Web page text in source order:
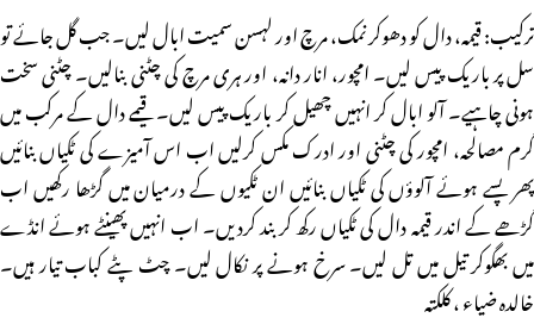
ترکیب: قیمہ، دال کو دھوکر نمک، مرچ اور لہسن سمیت ابال لیں۔ جب گل جائے تو
سل پر باریک پیس لیں۔ امچور، انار دانہ، اور ہری مرچ کی چٹنی بنالیں۔ چٹنی سخت
ہونی چاہیے۔ آلو ابال کر انہیں چھیل کر باریک پیس لیں۔ قیمے دال کے مرکب میں
گرم مصالحہ، امچور کی چٹنی اور ادرک مکس کرلیں اب اس آمیزے کی ٹکیاں بنائیں
پھر پسے ہوئے آلوؤں کی ٹکیاں بنائیں ان ٹکیوں کے درمیان میں گڑھا رکھیں اب
گڑھے کے اندر قیمہ دال کی ٹکیاں رکھ کر بند کردیں۔ اب انہیں پھینٹے ہوئے انڈے
میں بھگوکر تیل میں تل لیں۔ سرخ ہونے پر نکال لیں۔ چٹ پٹے کباب تیار ہیں۔
خالدہ ضیاء ، کلکتہ